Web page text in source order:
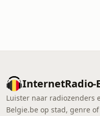
InternetRadio-
Luister naar radiozenders
Belgie.be op stad, genre